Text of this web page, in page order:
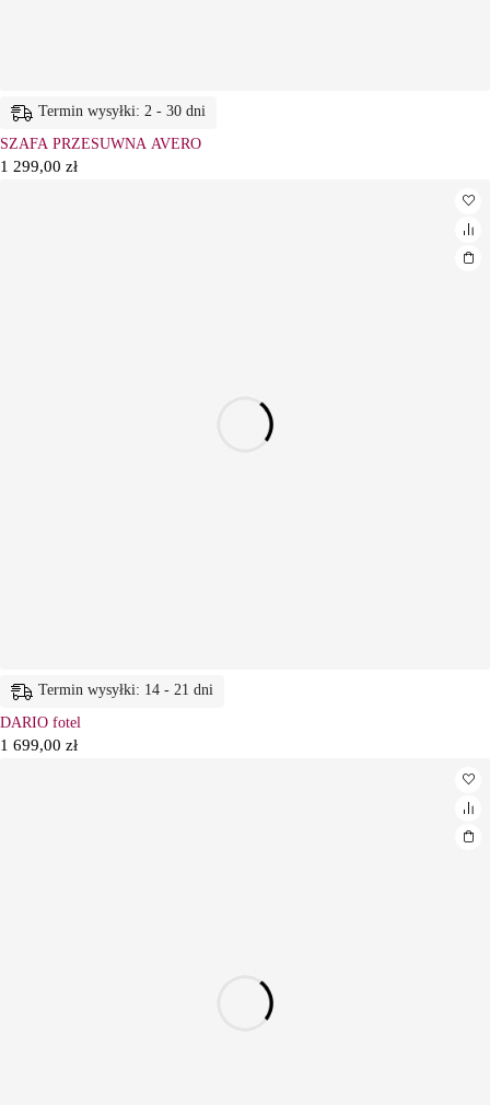
Termin wysyłki: 2 - 30 dni
SZAFA PRZESUWNA AVERO
1 299,00 zł
Termin wysyłki: 14 - 21 dni
DARIO fotel
1 699,00 zł